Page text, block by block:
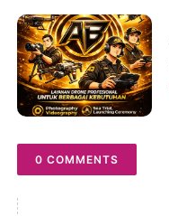
0 COMMENTS